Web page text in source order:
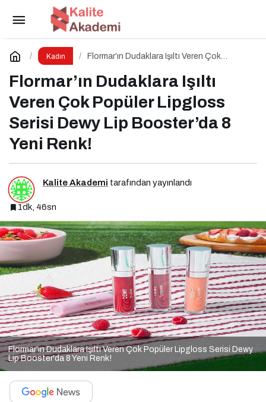
Kadın
Flormar’ın Dudaklara Işıltı Veren Çok
Booster’da 8 Yeni Renk!
Flormar’ın Dudaklara Işıltı
Veren Çok Popüler Lipgloss
Serisi Dewy Lip Booster’da 8
Yeni Renk!
Kalite Akademi tarafından yayınlandı
1dk, 46sn
Flormar'ın Dudaklara Işıltı Veren Çok Popüler Lipgloss Serisi Dewy
Lip Booster'da 8 Yeni Renk!
TSKB ve GİRVAK, Girişimcileri Güçlendirecek
Ortak Bir Program Başlattı
Yorum Yap